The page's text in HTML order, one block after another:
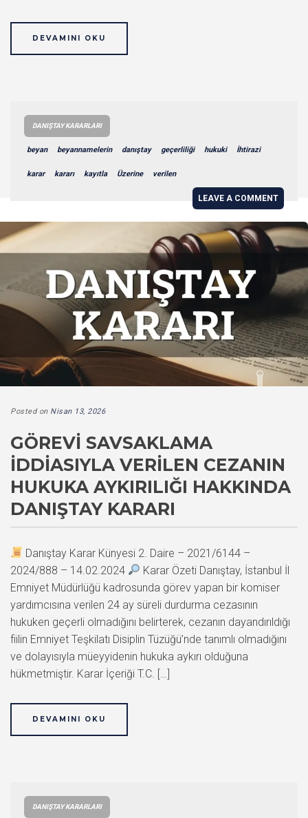
DEVAMINI OKU
DANIŞTAY KARARLARI
beyan beyannamelerin danıştay geçerliliği hukuki İhtirazi
karar kararı kayıtla Üzerine verilen
LEAVE A COMMENT
Posted on Nisan 13, 2026
GÖREVI SAVSAKLAMA
İDDIASIYLA VERILEN CEZANIN
HUKUKA AYKIRILIĞI HAKKINDA
DANIŞTAY KARARI
Danıştay Karar Künyesi 2. Daire – 2021/6144 –
2024/888 – 14.02.2024
Karar Özeti Danıştay, İstanbul İl
Emniyet Müdürlüğü kadrosunda görev yapan bir komiser
yardımcısına verilen 24 ay süreli durdurma cezasının
hukuken geçerli olmadığını belirterek, cezanın dayandırıldığı
fiilin Emniyet Teşkilatı Disiplin Tüzüğü’nde tanımlı olmadığını
ve dolayısıyla müeyyidenin hukuka aykırı olduğuna
hükmetmiştir. Karar İçeriği T.C. […]
DEVAMINI OKU
DANIŞTAY KARARLARI